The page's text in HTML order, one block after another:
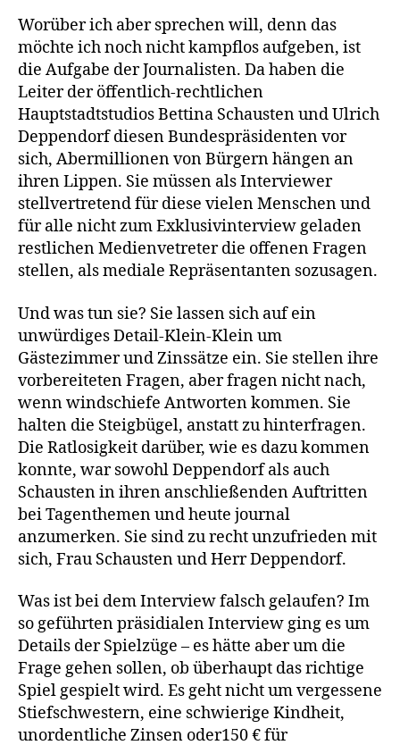
Worüber ich aber sprechen will, denn das
möchte ich noch nicht kampflos aufgeben, ist
die Aufgabe der Journalisten. Da haben die
Leiter der öffentlich-rechtlichen
Hauptstadtstudios Bettina Schausten und Ulrich
Deppendorf diesen Bundespräsidenten vor
sich, Abermillionen von Bürgern hängen an
ihren Lippen. Sie müssen als Interviewer
stellvertretend für diese vielen Menschen und
für alle nicht zum Exklusivinterview geladen
restlichen Medienvetreter die offenen Fragen
stellen, als mediale Repräsentanten sozusagen.
Und was tun sie? Sie lassen sich auf ein
unwürdiges Detail-Klein-Klein um
Gästezimmer und Zinssätze ein. Sie stellen ihre
vorbereiteten Fragen, aber fragen nicht nach,
wenn windschiefe Antworten kommen. Sie
halten die Steigbügel, anstatt zu hinterfragen.
Die Ratlosigkeit darüber, wie es dazu kommen
konnte, war sowohl Deppendorf als auch
Schausten in ihren anschließenden Auftritten
bei Tagenthemen und heute journal
anzumerken. Sie sind zu recht unzufrieden mit
sich, Frau Schausten und Herr Deppendorf.
Was ist bei dem Interview falsch gelaufen? Im
so geführten präsidialen Interview ging es um
Details der Spielzüge – es hätte aber um die
Frage gehen sollen, ob überhaupt das richtige
Spiel gespielt wird. Es geht nicht um vergessene
Stiefschwestern, eine schwierige Kindheit,
unordentliche Zinsen oder150 € für